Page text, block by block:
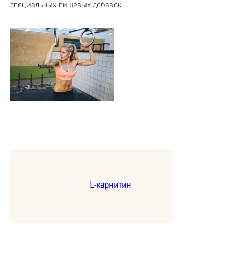
специальных пищевых добавок.
L-карнитин